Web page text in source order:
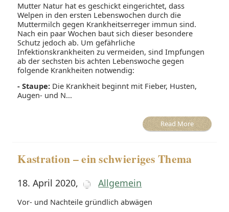
Mutter Natur hat es geschickt eingerichtet, dass
Welpen in den ersten Lebenswochen durch die
Muttermilch gegen Krankheitserreger immun sind.
Nach ein paar Wochen baut sich dieser besondere
Schutz jedoch ab. Um gefährliche
Infektionskrankheiten zu vermeiden, sind Impfungen
ab der sechsten bis achten Lebenswoche gegen
folgende Krankheiten notwendig:
- Staupe: Die Krankheit beginnt mit Fieber, Husten,
Augen- und N...
Read More
Kastration – ein schwieriges Thema
18. April 2020, Allgemein
Vor- und Nachteile gründlich abwägen